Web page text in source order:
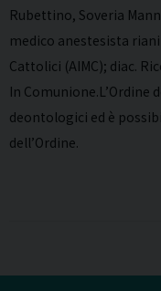
Rubettino, Soveria
medico anestesista
Cattolici (AIMC); diac.
In
deontologici ed è
dell’Ordine.